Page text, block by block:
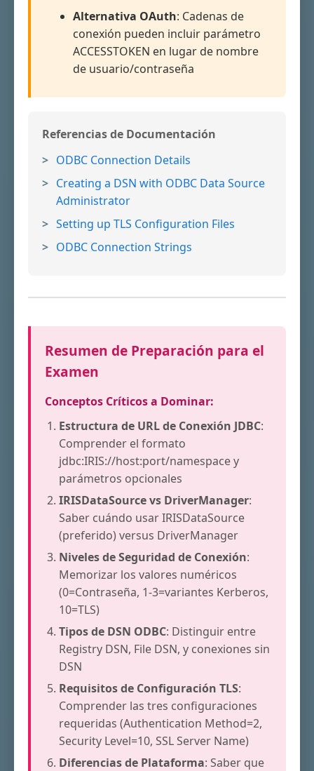
Alternativa OAuth: Cadenas de
conexión pueden incluir parámetro
ACCESSTOKEN en lugar de nombre
de usuario/contraseña
Referencias de Documentación
ODBC Connection Details
Creating a DSN with ODBC Data Source
Administrator
Setting up TLS Configuration Files
ODBC Connection Strings
Resumen de Preparación para el
Examen
Conceptos Críticos a Dominar:
Estructura de URL de Conexión JDBC:
Comprender el formato
jdbc:IRIS://host:port/namespace y
parámetros opcionales
IRISDataSource vs DriverManager:
Saber cuándo usar IRISDataSource
(preferido) versus DriverManager
Niveles de Seguridad de Conexión:
Memorizar los valores numéricos
(0=Contraseña, 1-3=variantes Kerberos,
10=TLS)
Tipos de DSN ODBC: Distinguir entre
Registry DSN, File DSN, y conexiones sin
DSN
Requisitos de Configuración TLS:
Comprender las tres configuraciones
requeridas (Authentication Method=2,
Security Level=10, SSL Server Name)
Diferencias de Plataforma: Saber que